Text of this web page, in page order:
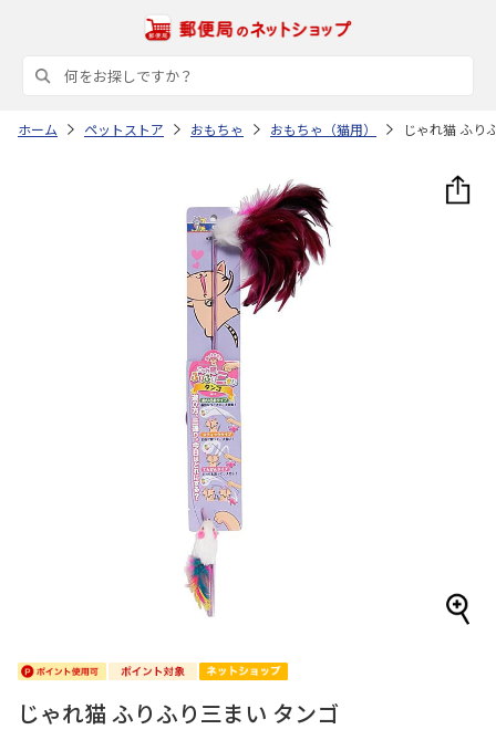
ホーム ペットストア おもちゃ おもちゃ（猫用） じゃれ猫 ふり
じゃれ猫 ふりふり三まい タンゴ